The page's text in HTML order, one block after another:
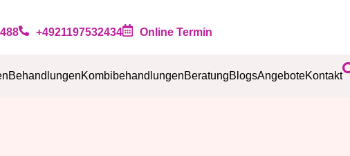
+4921197532434 Online Termin
BehandlungenKombibehandlungenBeratungBlogsAngeboteKontakt